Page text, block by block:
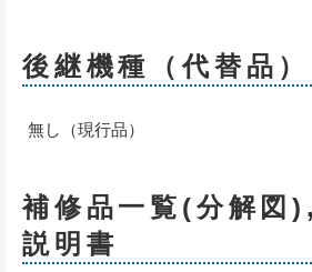
後継機種（代替品）
無し（現行品）
補修品一覧(分解図
説明書